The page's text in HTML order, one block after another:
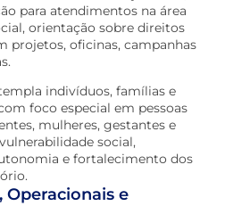
para atendimentos na área
orientação sobre direitos
projetos, oficinas, campanhas
indivíduos, famílias e
foco especial em pessoas
mulheres, gestantes e
social,
e fortalecimento dos
Operacionais e